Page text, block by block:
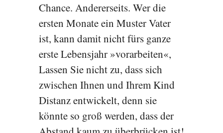
Chance. Andererseits. Wer die
ersten Monate ein Muster Vater
ist, kann damit nicht fürs ganze
erste Lebensjahr »vorarbeiten«,
Lassen Sie nicht zu, dass sich
zwischen Ihnen und Ihrem Kind
Distanz entwickelt, denn sie
könnte so groß werden, dass der